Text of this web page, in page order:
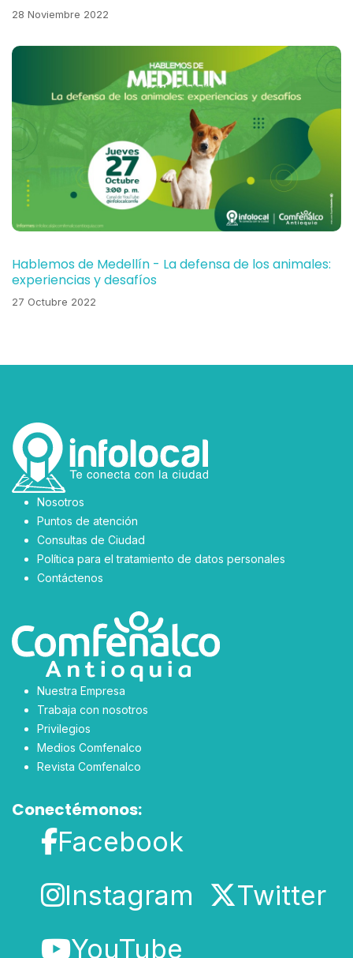
28 Noviembre 2022
Hablemos de Medellín - La defensa de los animales:
experiencias y desafíos
27 Octubre 2022
Nosotros
Puntos de atención
Consultas de Ciudad
Política para el tratamiento de datos personales
Contáctenos
Nuestra Empresa
Trabaja con nosotros
Privilegios
Medios Comfenalco
Revista Comfenalco
Conectémonos:
Facebook
Instagram
Twitter
YouTube